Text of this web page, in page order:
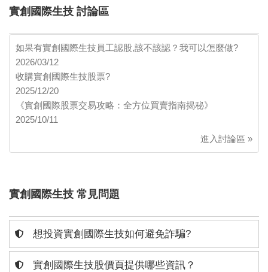
實創國際生技 討論區
如果有實創國際生技員工認股,該不該認？我可以怎麼做?
2026/03/12
收購實創國際生技股票?
2025/12/20
《實創國際股票交易攻略：全方位買賣指南揭秘》
2025/10/11
進入討論區 »
實創國際生技 常見問題
想投資實創國際生技如何避免詐騙?
實創國際生技股價頁提供哪些資訊？